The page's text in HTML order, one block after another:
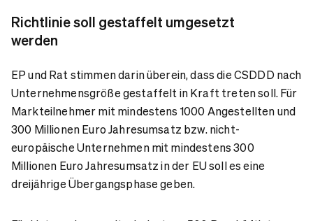
Richtlinie soll gestaffelt umgesetzt
werden
EP und Rat stimmen darin überein, dass die CSDDD nach
Unternehmensgröße gestaffelt in Kraft treten soll. Für
Markteilnehmer mit mindestens 1000 Angestellten und
300 Millionen Euro Jahresumsatz bzw. nicht-
europäische Unternehmen mit mindestens 300
Millionen Euro Jahresumsatz in der EU soll es eine
dreijährige Übergangsphase geben.